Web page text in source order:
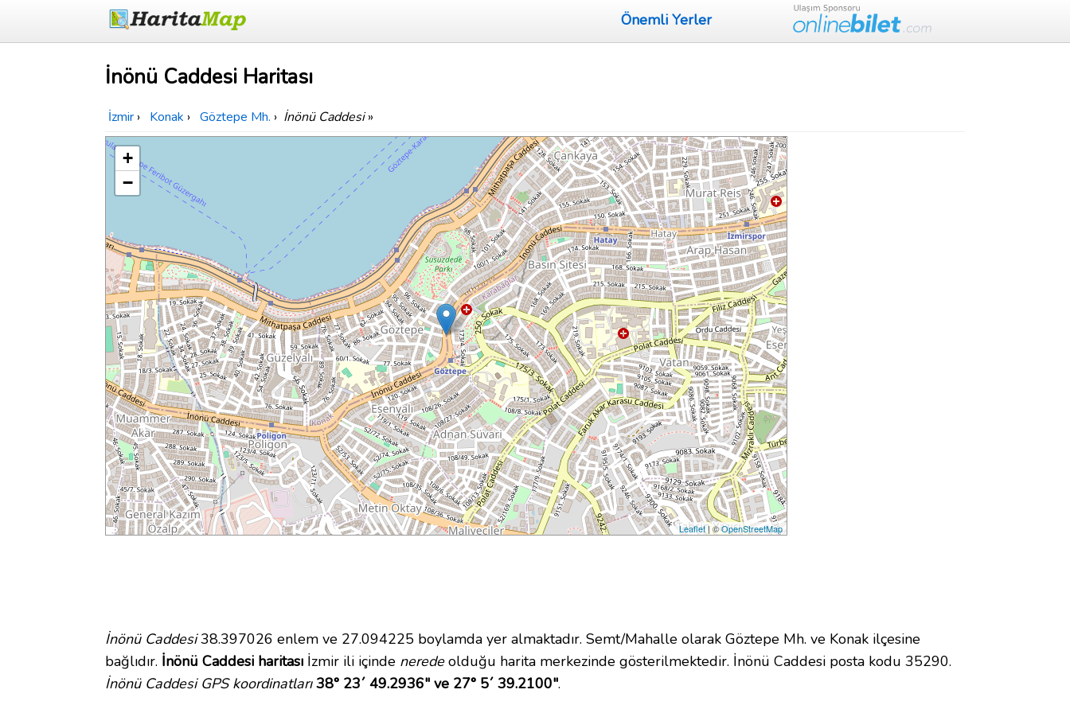
Önemli Yerler
İnönü Caddesi Haritası
İzmir › Konak › Göztepe Mh. › İnönü Caddesi»
+
−
Leaflet| ©OpenStreetMap
İnönü Caddesi38.397026 enlem ve 27.094225 boylamda yer almaktadır. Semt/Mahalle olarak Göztepe Mh. ve Konak ilçesine
bağlıdır. İnönü Caddesi haritası İzmir ili içinde neredeolduğu harita merkezinde gösterilmektedir. İnönü Caddesi posta kodu 35290.
İnönü Caddesi GPS koordinatları 38° 23´ 49.2936" ve 27° 5´ 39.2100".